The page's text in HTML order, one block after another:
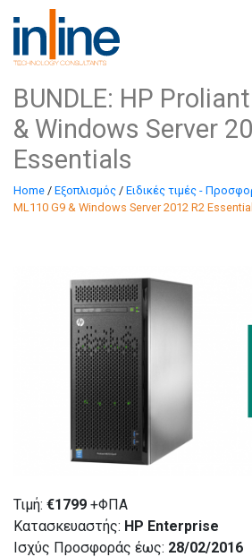
BUNDLE: HP
& Windows Server
Essentials
Home / Εξοπλισμός / Ειδικές τιμές -
ML110 G9 & Windows Server 2012 R2
Τιμή: €1799 +ΦΠΑ
Κατασκευαστής: HP Enterprise
Ισχύς Προσφοράς έως: 28/02/2016